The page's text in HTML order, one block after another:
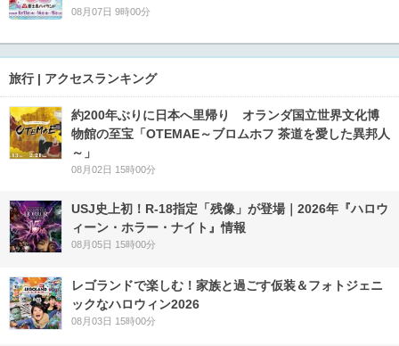
08月07日 9時00分
旅行 | アクセスランキング
約200年ぶりに日本へ里帰り オランダ国立世界文化博
物館の至宝「OTEMAE～ブロムホフ 茶道を愛した異邦人
～」
08月02日 15時00分
USJ史上初！R-18指定「残像」が登場｜2026年『ハロウ
ィーン・ホラー・ナイト』情報
08月05日 15時00分
レゴランドで楽しむ！家族と過ごす仮装＆フォトジェニ
ックなハロウィン2026
08月03日 15時00分